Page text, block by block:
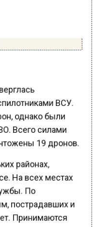
ВСУ.
однако были
Всего силами
19 дронов.
районах,
На всех местах
По
пострадавших и
Принимаются